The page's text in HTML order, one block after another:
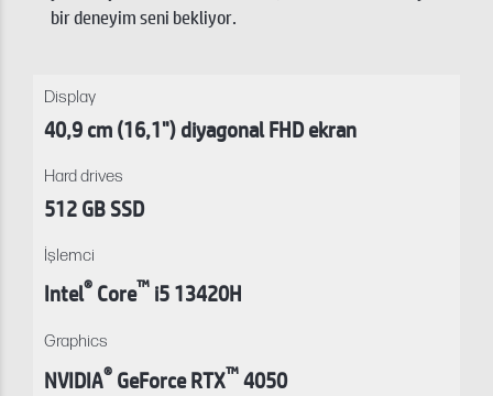
bir deneyim seni bekliyor.
Display
40,9 cm (16,1") diyagonal FHD ekran
Hard drives
512 GB SSD
İşlemci
Intel®Core™i5 13420H
Graphics
NVIDIA®GeForce RTX™4050